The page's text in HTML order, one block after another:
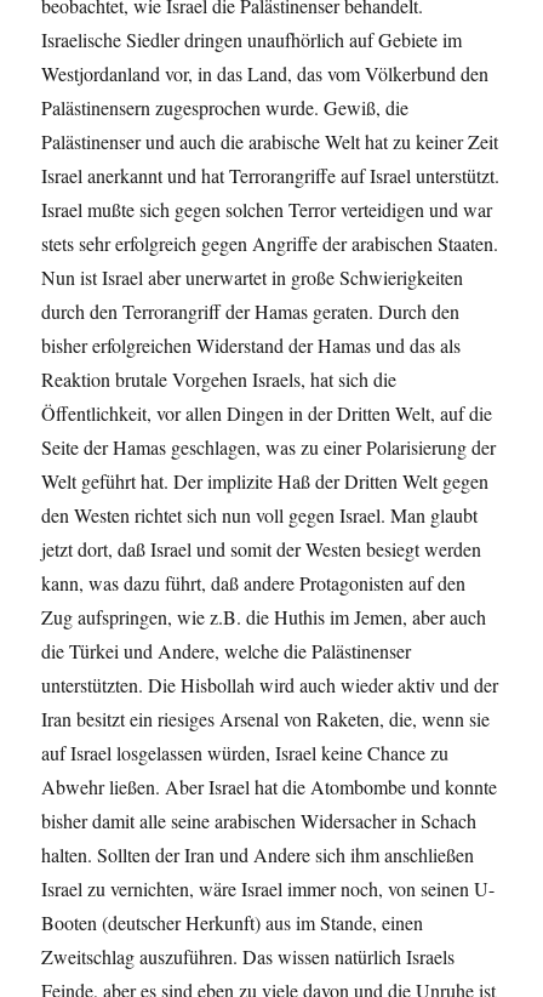
beobachtet, wie Israel die Palästinenser behandelt.
Israelische Siedler dringen unaufhörlich auf Gebiete im
Westjordanland vor, in das Land, das vom Völkerbund den
Palästinensern zugesprochen wurde. Gewiß, die
Palästinenser und auch die arabische Welt hat zu keiner Zeit
Israel anerkannt und hat Terrorangriffe auf Israel unterstützt.
Israel mußte sich gegen solchen Terror verteidigen und war
stets sehr erfolgreich gegen Angriffe der arabischen Staaten.
Nun ist Israel aber unerwartet in große Schwierigkeiten
durch den Terrorangriff der Hamas geraten. Durch den
bisher erfolgreichen Widerstand der Hamas und das als
Reaktion brutale Vorgehen Israels, hat sich die
Öffentlichkeit, vor allen Dingen in der Dritten Welt, auf die
Seite der Hamas geschlagen, was zu einer Polarisierung der
Welt geführt hat. Der implizite Haß der Dritten Welt gegen
den Westen richtet sich nun voll gegen Israel. Man glaubt
jetzt dort, daß Israel und somit der Westen besiegt werden
kann, was dazu führt, daß andere Protagonisten auf den
Zug aufspringen, wie z.B. die Huthis im Jemen, aber auch
die Türkei und Andere, welche die Palästinenser
unterstützten. Die Hisbollah wird auch wieder aktiv und der
Iran besitzt ein riesiges Arsenal von Raketen, die, wenn sie
auf Israel losgelassen würden, Israel keine Chance zu
Abwehr ließen. Aber Israel hat die Atombombe und konnte
bisher damit alle seine arabischen Widersacher in Schach
halten. Sollten der Iran und Andere sich ihm anschließen
Israel zu vernichten, wäre Israel immer noch, von seinen U-
Booten (deutscher Herkunft) aus im Stande, einen
Zweitschlag auszuführen. Das wissen natürlich Israels
Feinde, aber es sind eben zu viele davon und die Unruhe ist